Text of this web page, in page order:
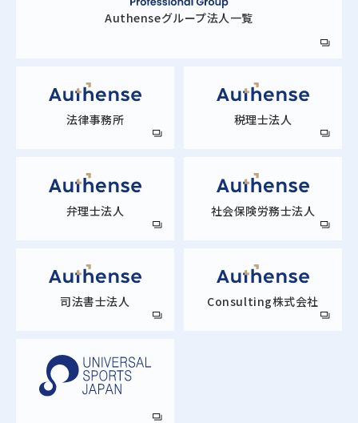
Authenseグループ法人一覧
法律事務所 税理士法人
弁理士法人 社会保険労務士法人
司法書士法人 Consulting株式会社